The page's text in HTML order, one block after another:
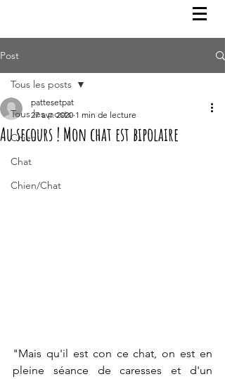
Post
Tous les posts
Chien
Chat
Chien/Chat
Tous les posts
Au secours ! Mon chat est bipolaire
pattesetpat
27 avr. 2020 1 min de lecture
"Mais qu'il est con ce chat, on est en
pleine séance de caresses et d'un